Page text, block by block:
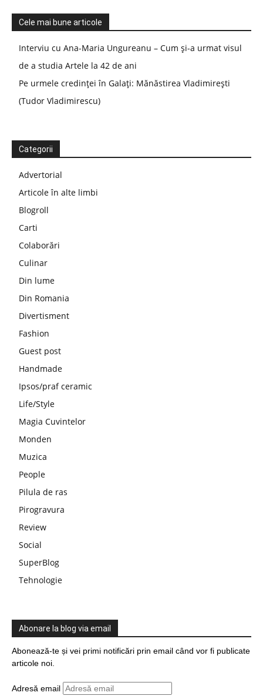
Cele mai bune articole
Interviu cu Ana-Maria Ungureanu – Cum și-a urmat visul
de a studia Artele la 42 de ani
Pe urmele credinței în Galați: Mănăstirea Vladimirești
(Tudor Vladimirescu)
Categorii
Advertorial
Articole în alte limbi
Blogroll
Carti
Colaborări
Culinar
Din lume
Din Romania
Divertisment
Fashion
Guest post
Handmade
Ipsos/praf ceramic
Life/Style
Magia Cuvintelor
Monden
Muzica
People
Pilula de ras
Pirogravura
Review
Social
SuperBlog
Tehnologie
Abonare la blog via email
Abonează-te și vei primi notificări prin email când vor fi publicate
articole noi.
Adresă email